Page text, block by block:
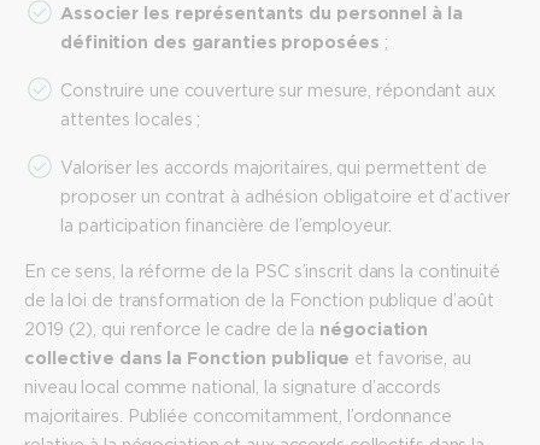
Associer les représentants du personnel à la
définition des garanties proposées ;
Construire une couverture sur mesure, répondant aux
attentes locales ;
Valoriser les accords majoritaires, qui permettent de
proposer un contrat à adhésion obligatoire et d’activer
la participation financière de l’employeur.
En ce sens, la réforme de la PSC s’inscrit dans la continuité
de la loi de transformation de la Fonction publique d’août
2019 (2), qui renforce le cadre de la négociation
collective dans la Fonction publique et favorise, au
niveau local comme national, la signature d’accords
majoritaires. Publiée concomitamment, l’ordonnance